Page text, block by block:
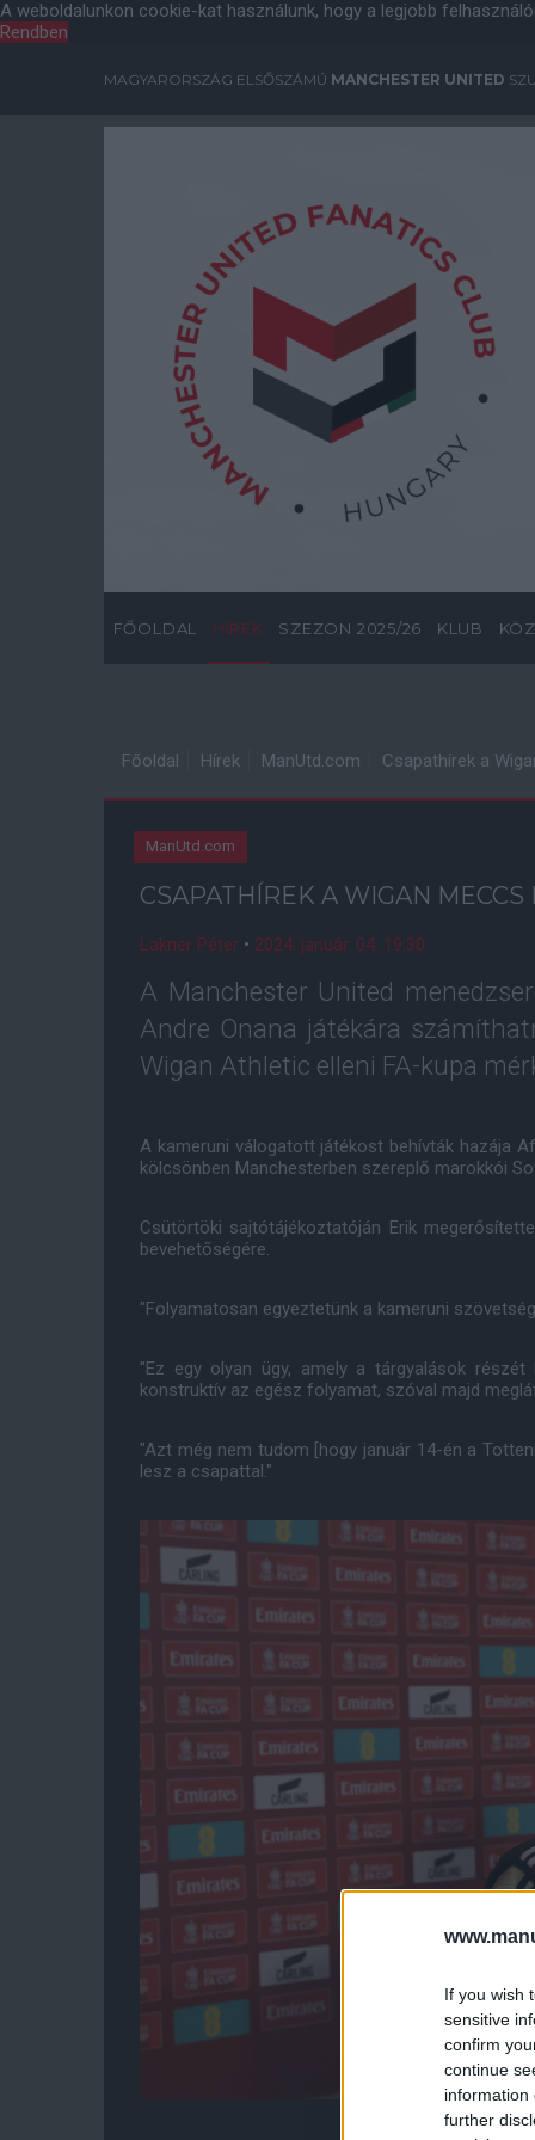
If you wish
sensitive
confirm
continue
information
further
A weboldalunkon cookie-kat használunk, hogy a legjobb
Rendben
MAGYARORSZÁG ELSŐSZÁMÚ MANCHESTER UNITED
FŐOLDAL HÍREK SZEZON 2025/26 KLUB
Főoldal Hírek ManUtd.com Csapathírek a
ManUtd.com
CSAPATHÍREK A WIGAN MECCS
Lakner Péter • 2024. január. 04. 19:30
A Manchester United
Andre Onana játékára
Wigan Athletic elleni FA-kupa
A kameruni válogatott játékost behívták hazája
kölcsönben Manchesterben szereplő marokkói
Csütörtöki sajtótájékoztatóján Erik
bevehetőségére.
"Folyamatosan egyeztetünk a kameruni
"Ez egy olyan ügy, amely a tárgyalások
konstruktív az egész folyamat, szóval majd
"Azt még nem tudom [hogy január 14-én a
lesz a csapattal."